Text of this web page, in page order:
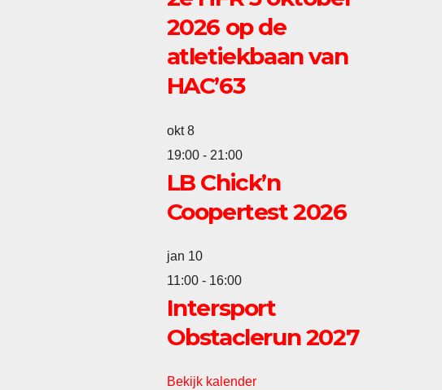
2026 op de
atletiekbaan van
HAC’63
okt8
19:00- 21:00
LB Chick’n
Coopertest 2026
jan 10
11:00- 16:00
Intersport
Obstaclerun 2027
Bekijk kalender